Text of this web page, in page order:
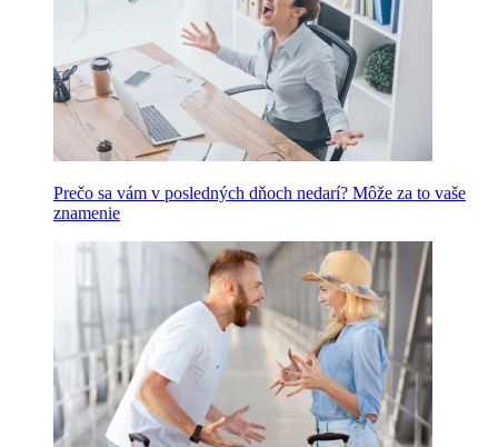
Prečo sa vám v posledných dňoch nedarí? Môže za to vaše
znamenie